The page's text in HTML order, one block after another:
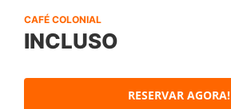
CAFÉ COLONIAL
INCLUSO
RESERVAR AGORA!